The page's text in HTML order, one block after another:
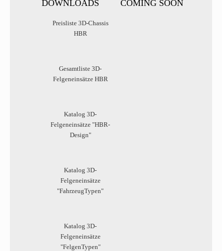
DOWNLOADS
Preisliste 3D-Chassis
HBR
Gesamtliste 3D-
Felgeneinsätze HBR
Katalog 3D-
Felgeneinsätze "HBR-
Design"
Katalog 3D-
Felgeneinsätze
"FahrzeugTypen"
Katalog 3D-
Felgeneinsätze
"FelgenTypen"
COMING SOON